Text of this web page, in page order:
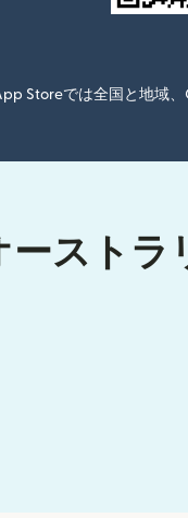
Storeでは全国と地域
ーストラ